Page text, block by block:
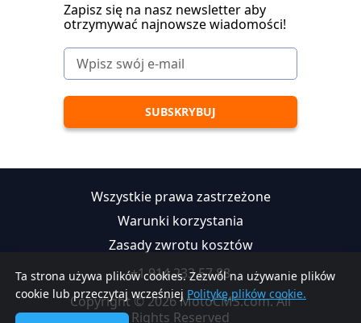
Ta strona używa plików cookies. Zezwól na używanie plików
cookie lub przeczytaj wcześniej Politykę plików cookie.
Zapisz się na nasz newsletter aby
otrzymywać najnowsze wiadomości!
Wszystkie prawa zastrzeżone
Warunki korzystania
Zasady zwrotu kosztów
+1 914 233 57 88
Copyright © 2026 MotoCMS.com. All
Rights Reserved